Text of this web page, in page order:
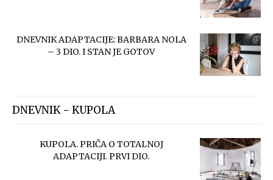
DNEVNIK ADAPTACIJE: BARBARA NOLA
– 3 DIO. I STAN JE GOTOV
DNEVNIK - KUPOLA
KUPOLA. PRIČA O TOTALNOJ
ADAPTACIJI. PRVI DIO.